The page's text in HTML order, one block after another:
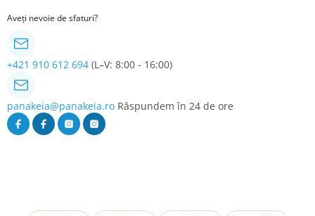
Aveți nevoie de sfaturi?
+421 910 612 694 (L–V: 8:00 - 16:00)
panakeia@panakeia.ro Răspundem în 24 de ore